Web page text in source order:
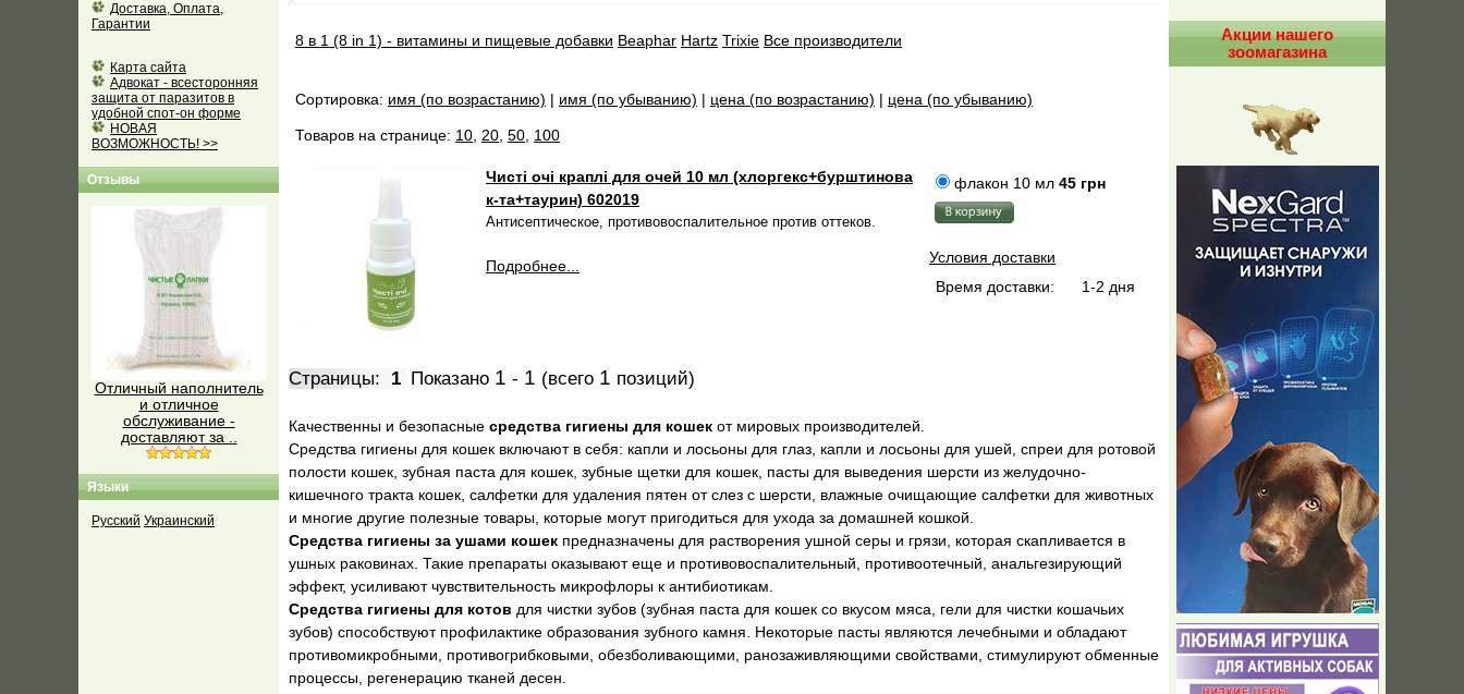
Доставка, Оплата,
Гарантии
Карта сайта
Адвокат - всесторонняя
защита от паразитов в
удобной спот-он форме
НОВАЯ
ВОЗМОЖНОСТЬ! >>
Отзывы
Отличный наполнитель
и отличное
обслуживание -
доставляют за ..
Языки
Русский Украинский
8 в 1 (8 in 1) - витамины и пищевые добавки Beaphar Hartz Trixie Все производители
Сортировка: имя (по возрастанию) | имя (по убыванию) | цена (по возрастанию) | цена (по убыванию)
Товаров на странице: 10 20 50 100
Чисті очі краплі для очей 10 мл (хлоргекс+бурштинова
к-та+таурин) 602019
Антисептическое, противовоспалительное против оттеков.
Подробнее...
флакон 10 мл 45 грн
Условия доставки
Время доставки:
1-2 дня
Страницы: 1 Показано 1 - 1 (всего 1 позиций)
Качественны и безопасные средства гигиены для кошек от мировых производителей.
Средства гигиены для кошек включают в себя: капли и лосьоны для глаз, капли и лосьоны для ушей, спреи для ротовой
полости кошек, зубная паста для кошек, зубные щетки для кошек, пасты для выведения шерсти из желудочно-
кишечного тракта кошек, салфетки для удаления пятен от слез с шерсти, влажные очищающие салфетки для животных
и многие другие полезные товары, которые могут пригодиться для ухода за домашней кошкой.
Средства гигиены за ушами кошек предназначены для растворения ушной серы и грязи, которая скапливается в
ушных раковинах. Такие препараты оказывают еще и противовоспалительный, противоотечный, анальгезирующий
эффект, усиливают чувствительность микрофлоры к антибиотикам.
Средства гигиены для котов для чистки зубов (зубная паста для кошек со вкусом мяса, гели для чистки кошачьих
зубов) способствуют профилактике образования зубного камня. Некоторые пасты являются лечебными и обладают
противомикробными, противогрибковыми, обезболивающими, ранозаживляющими свойствами, стимулируют обменные
процессы, регенерацию тканей десен.
Акции нашего
зоомагазина